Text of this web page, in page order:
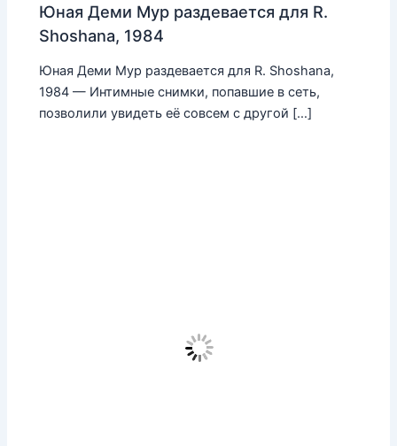
Юная Деми Мур раздевается для R.
Shoshana, 1984
Юная Деми Мур раздевается для R. Shoshana,
1984 — Интимные снимки, попавшие в сеть,
позволили увидеть её совсем с другой […]